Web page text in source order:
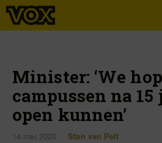
Minister: ‘We
campussen na
open kunnen’
14 mei 2020 Stan van Pelt